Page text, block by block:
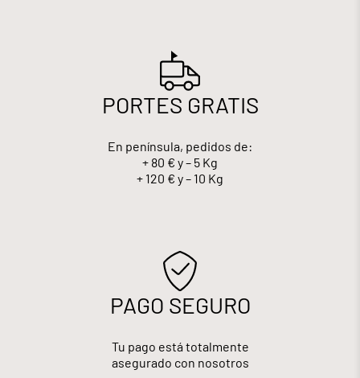
PORTES GRATIS
En península, pedidos de:
+ 80 € y – 5 Kg
+ 120 € y – 10 Kg
PAGO SEGURO
Tu pago está totalmente
asegurado con nosotros